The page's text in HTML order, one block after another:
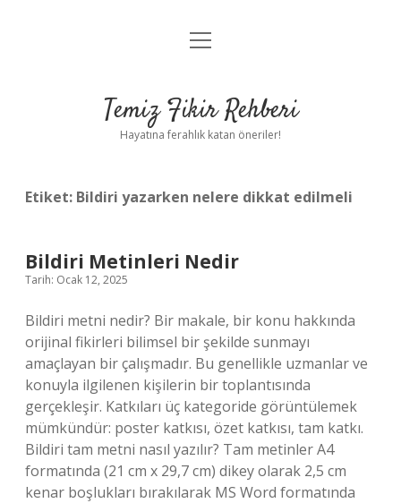
Anasayfa
Yasal Uyarı
menüyü
Temiz Fikir Rehberi
Hayatına ferahlık katan öneriler!
Etiket: Bildiri yazarken nelere dikkat edilmeli
Bildiri Metinleri Nedir
Tarih: Ocak 12, 2025
Bildiri metni nedir? Bir makale, bir konu hakkında
orijinal fikirleri bilimsel bir şekilde sunmayı
amaçlayan bir çalışmadır. Bu genellikle uzmanlar ve
konuyla ilgilenen kişilerin bir toplantısında
gerçekleşir. Katkıları üç kategoride görüntülemek
mümkündür: poster katkısı, özet katkısı, tam katkı.
Bildiri tam metni nasıl yazılır? Tam metinler A4
formatında (21 cm x 29,7 cm) dikey olarak 2,5 cm
kenar boşlukları bırakılarak MS Word formatında